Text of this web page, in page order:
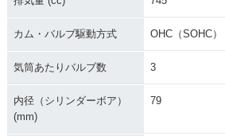
カム・バルブ駆動方式 OHC（SOHC）
気筒あたりバルブ数 3
内径（シリンダーボア）
(mm)
79